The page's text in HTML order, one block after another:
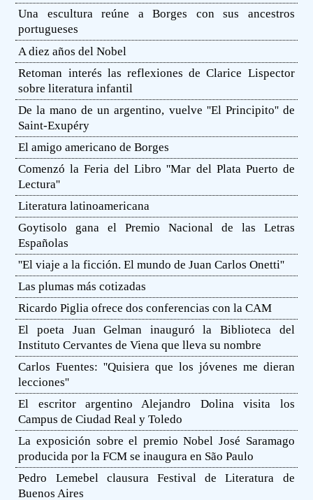
Una escultura reúne a Borges con sus ancestros
portugueses
A diez años del Nobel
Retoman interés las reflexiones de Clarice Lispector
sobre literatura infantil
De la mano de un argentino, vuelve ''El Principito'' de
Saint-Exupéry
El amigo americano de Borges
Comenzó la Feria del Libro ''Mar del Plata Puerto de
Lectura''
Literatura latinoamericana
Goytisolo gana el Premio Nacional de las Letras
Españolas
''El viaje a la ficción. El mundo de Juan Carlos Onetti''
Las plumas más cotizadas
Ricardo Piglia ofrece dos conferencias con la CAM
El poeta Juan Gelman inauguró la Biblioteca del
Instituto Cervantes de Viena que lleva su nombre
Carlos Fuentes: ''Quisiera que los jóvenes me dieran
lecciones''
El escritor argentino Alejandro Dolina visita los
Campus de Ciudad Real y Toledo
La exposición sobre el premio Nobel José Saramago
producida por la FCM se inaugura en São Paulo
Pedro Lemebel clausura Festival de Literatura de
Buenos Aires